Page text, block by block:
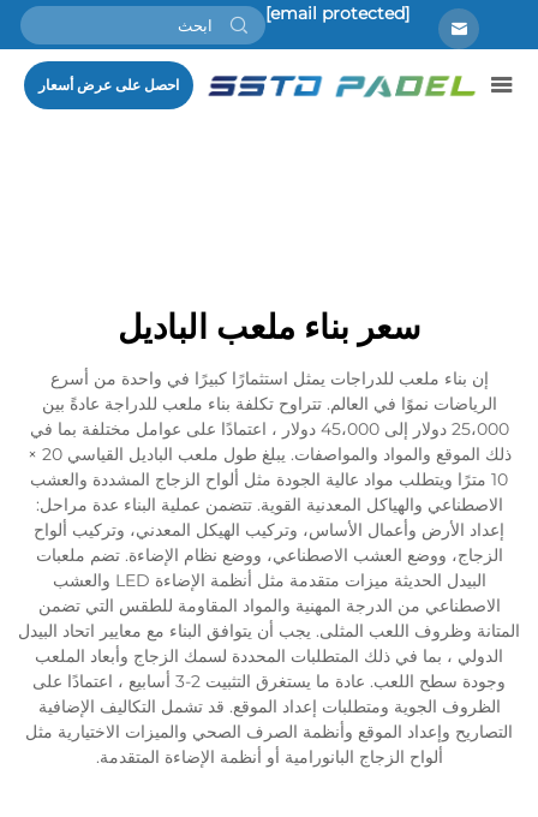
[email protected]
احصل على عرض أسعار
سعر بناء ملعب الباديل
إن بناء ملعب للدراجات يمثل استثمارًا كبيرًا في واحدة من أسرع
الرياضات نموًا في العالم. تتراوح تكلفة بناء ملعب للدراجة عادةً بين
25،000 دولار إلى 45،000 دولار ، اعتمادًا على عوامل مختلفة بما في
ذلك الموقع والمواد والمواصفات. يبلغ طول ملعب الباديل القياسي 20 ×
10 مترًا ويتطلب مواد عالية الجودة مثل ألواح الزجاج المشددة والعشب
الاصطناعي والهياكل المعدنية القوية. تتضمن عملية البناء عدة مراحل:
إعداد الأرض وأعمال الأساس، وتركيب الهيكل المعدني، وتركيب ألواح
الزجاج، ووضع العشب الاصطناعي، ووضع نظام الإضاءة. تضم ملعبات
البيدل الحديثة ميزات متقدمة مثل أنظمة الإضاءة LED والعشب
الاصطناعي من الدرجة المهنية والمواد المقاومة للطقس التي تضمن
المتانة وظروف اللعب المثلى. يجب أن يتوافق البناء مع معايير اتحاد البيدل
الدولي ، بما في ذلك المتطلبات المحددة لسمك الزجاج وأبعاد الملعب
وجودة سطح اللعب. عادة ما يستغرق التثبيت 2-3 أسابيع ، اعتمادًا على
الظروف الجوية ومتطلبات إعداد الموقع. قد تشمل التكاليف الإضافية
التصاريح وإعداد الموقع وأنظمة الصرف الصحي والميزات الاختيارية مثل
ألواح الزجاج البانورامية أو أنظمة الإضاءة المتقدمة.